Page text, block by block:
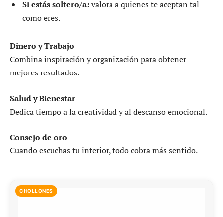
Si estás soltero/a:valora a quienes te aceptan tal
como eres.
Dinero y Trabajo
Combina inspiración y organización para obtener
mejores resultados.
Salud y Bienestar
Dedica tiempo a la creatividad y al descanso emocional.
Consejo de oro
Cuando escuchas tu interior, todo cobra más sentido.
CHOLLONES